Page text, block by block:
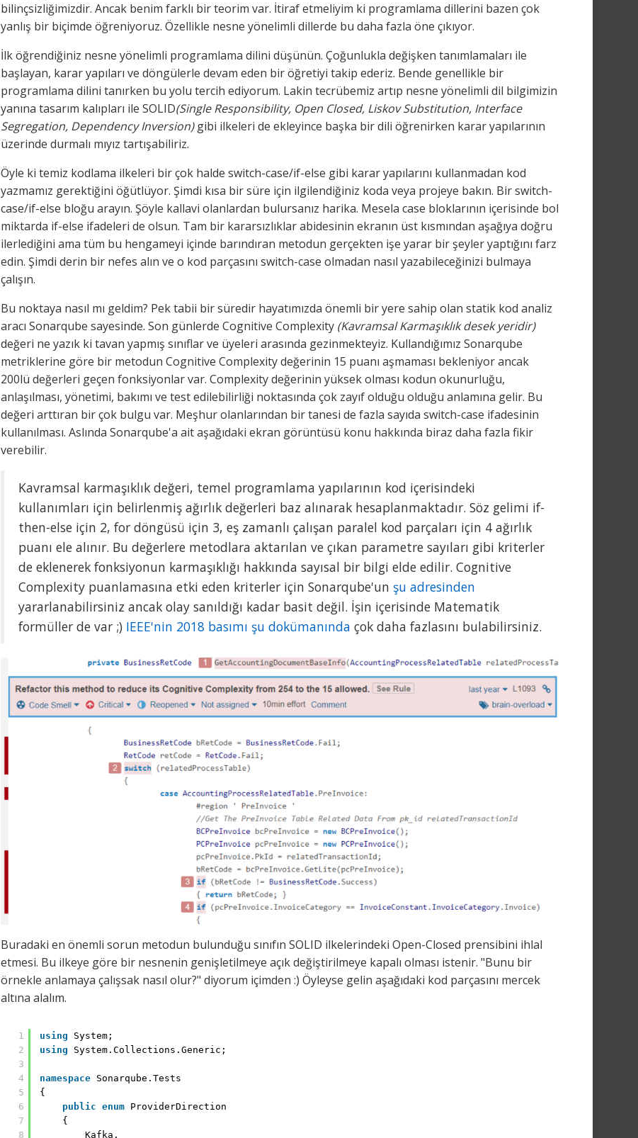
bilinçsizliğimizdir. Ancak benim farklı bir teorim var. İtiraf etmeliyim ki programlama dillerini bazen çok
yanlış bir biçimde öğreniyoruz. Özellikle nesne yönelimli dillerde bu daha fazla öne çıkıyor.
İlk öğrendiğiniz nesne yönelimli programlama dilini düşünün. Çoğunlukla değişken tanımlamaları ile
başlayan, karar yapıları ve döngülerle devam eden bir öğretiyi takip ederiz. Bende genellikle bir
programlama dilini tanırken bu yolu tercih ediyorum. Lakin tecrübemiz artıp nesne yönelimli dil bilgimizin
yanına tasarım kalıpları ile SOLID(Single Responsibility, Open Closed, Liskov Substitution, Interface
Segregation, Dependency Inversion)gibi ilkeleri de ekleyince başka bir dili öğrenirken karar yapılarının
üzerinde durmalı mıyız tartışabiliriz.
Öyle ki temiz kodlama ilkeleri bir çok halde switch-case/if-else gibi karar yapılarını kullanmadan kod
yazmamız gerektiğini öğütlüyor. Şimdi kısa bir süre için ilgilendiğiniz koda veya projeye bakın. Bir switch-
case/if-else bloğu arayın. Şöyle kallavi olanlardan bulursanız harika. Mesela case bloklarının içerisinde bol
miktarda if-else ifadeleri de olsun. Tam bir kararsızlıklar abidesinin ekranın üst kısmından aşağıya doğru
ilerlediğini ama tüm bu hengameyi içinde barındıran metodun gerçekten işe yarar bir şeyler yaptığını farz
edin. Şimdi derin bir nefes alın ve o kod parçasını switch-case olmadan nasıl yazabileceğinizi bulmaya
çalışın.
Bu noktaya nasıl mı geldim? Pek tabii bir süredir hayatımızda önemli bir yere sahip olan statik kod analiz
aracı Sonarqube sayesinde. Son günlerde Cognitive Complexity (Kavramsal Karmaşıklık desek yeridir)
değeri ne yazık ki tavan yapmış sınıflar ve üyeleri arasında gezinmekteyiz. Kullandığımız Sonarqube
metriklerine göre bir metodun Cognitive Complexity değerinin 15 puanı aşmaması bekleniyor ancak
200lü değerleri geçen fonksiyonlar var. Complexity değerinin yüksek olması kodun okunurluğu,
anlaşılması, yönetimi, bakımı ve test edilebilirliği noktasında çok zayıf olduğu olduğu anlamına gelir. Bu
değeri arttıran bir çok bulgu var. Meşhur olanlarından bir tanesi de fazla sayıda switch-case ifadesinin
kullanılması. Aslında Sonarqube'a ait aşağıdaki ekran görüntüsü konu hakkında biraz daha fazla fikir
verebilir.
Kavramsal karmaşıklık değeri, temel programlama yapılarının kod içerisindeki
kullanımları için belirlenmiş ağırlık değerleri baz alınarak hesaplanmaktadır. Söz gelimi if-
then-else için 2, for döngüsü için 3, eş zamanlı çalışan paralel kod parçaları için 4 ağırlık
puanı ele alınır. Bu değerlere metodlara aktarılan ve çıkan parametre sayıları gibi kriterler
de eklenerek fonksiyonun karmaşıklığı hakkında sayısal bir bilgi elde edilir. Cognitive
Complexity puanlamasına etki eden kriterler için Sonarqube'un şu adresinden
yararlanabilirsiniz ancak olay sanıldığı kadar basit değil. İşin içerisinde Matematik
formüller de var ;) IEEE'nin 2018 basımı şu dokümanında çok daha fazlasını bulabilirsiniz.
Buradaki en önemli sorun metodun bulunduğu sınıfın SOLID ilkelerindeki Open-Closed prensibini ihlal
etmesi. Bu ilkeye göre bir nesnenin genişletilmeye açık değiştirilmeye kapalı olması istenir. "Bunu bir
örnekle anlamaya çalışsak nasıl olur?" diyorum içimden :) Öyleyse gelin aşağıdaki kod parçasını mercek
altına alalım.
1
2
3
4
5
6
7
8
using
System;
using
System.Collections.Generic;
namespace Sonarqube.Tests
{
public enum ProviderDirection
{
Kafka,